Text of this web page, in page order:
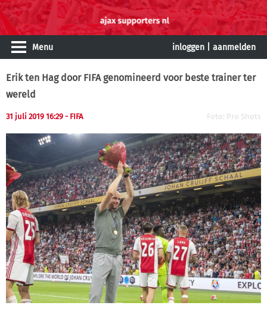
Menu inloggen aanmelden
Erik ten Hag door FIFA genomineerd voor beste trainer ter
wereld
31 juli 2019 16:29 - FIFA Foto: Pro Shots